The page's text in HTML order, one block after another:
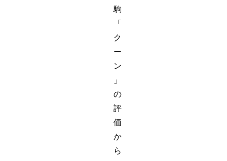
駒
「
ク
ー
ン
」
の
評
価
か
ら